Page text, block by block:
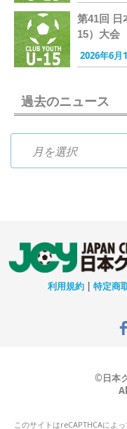
第41回 日
15）大会
2026年6月
過去のニュース
過去のニュース
利用規約 | 特定商
©日本
このサイトはreCAPTHCAによ